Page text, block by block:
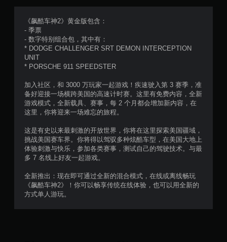
2
9
7
8
4
个
《飙酷车神2》黄金版包含：
- 季票
- 数字特别组合包，其中有：
* DODGE CHALLENGER SRT DEMON INTERCEPTION
UNIT
* PORSCHE 911 SPEEDSTER
加入社区，和 3000 万玩家一起游戏！疾速驶入第 3 赛季，准
备好迎接一场横跨美国的高速计时赛。这里有免费内容，全新
游戏模式，全新载具、赛事，每 2 个月都会增加新内容，在
这里，你将迎来一场难忘的旅程。
这是有史以来最刺激的开放世界，你将在这里探索美国疆域，
挑战美国赛车界。你将得以驾驭多种炫酷车型，在美国大地上
体验刺激与快乐，参加各类赛事，测试自己的驾驶技术。与最
多 7 名线上好友一起游戏。
全新推出：现在即可通过全新的混合模式，在线或离线畅玩
《飙酷车神2》！你可以畅享传统在线体验，也可以用全新的
方式单人游玩。